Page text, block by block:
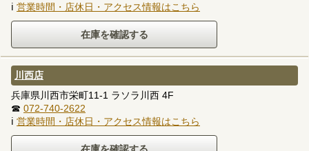
ℹ 営業時間・店休日・アクセス情報はこちら
川西店
兵庫県川西市栄町11-1 ラソラ川西 4F
☎ 072-740-2622
ℹ 営業時間・店休日・アクセス情報はこちら